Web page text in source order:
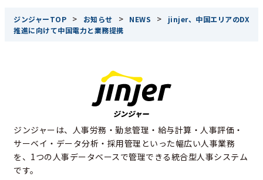
ジンジャーTOP > お知らせ > NEWS >
jinjer、中国エリアのDX
推進に向けて中国電力と業務提携
ジンジャーは、人事労務・勤怠管理・給与計算・人事評価・
サーベイ・データ分析・採用管理といった幅広い人事業務
を、1つの人事データベースで管理できる統合型人事システム
です。